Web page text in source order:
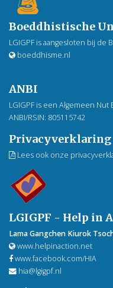
Boeddhistische
LGIGPF is aangesloten bij de
boeddhisme.nl
ANBI
LGIGPF is een Algemeen
ANBI/RSIN: 805115742
Privacyverklaring
Lees ook onze
LGIGPF - Help in
Lama Gangchen Kiurok
www.helpinaction.net
www.facebook.com/HIA
hia@lgigpf.nl